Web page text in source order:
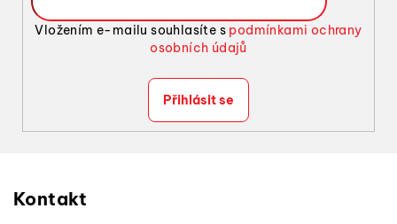
v
ý
i
s
u
Vložením e-mailu souhlasíte s podmínkami ochrany
osobních údajů
Přihlásit se
Kontakt